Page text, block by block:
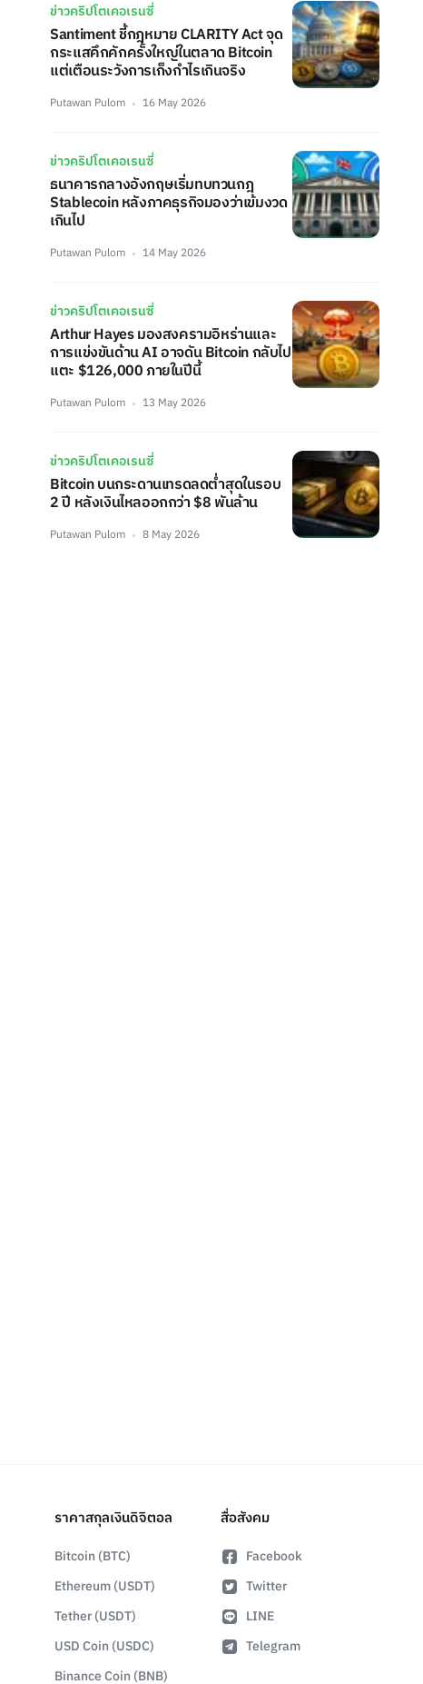
ข่าวคริปโตเคอเรนซี่
Santiment ชี้กฎหมาย CLARITY Act จุด
กระแสคึกคักครั้งใหญ่ในตลาด Bitcoin
แต่เตือนระวังการเก็งกำไรเกินจริง
Putawan Pulom 16 May 2026
ข่าวคริปโตเคอเรนซี่
ธนาคารกลางอังกฤษเริ่มทบทวนกฎ
Stablecoin หลังภาคธุรกิจมองว่าเข้มงวด
เกินไป
Putawan Pulom 14 May 2026
ข่าวคริปโตเคอเรนซี่
Arthur Hayes มองสงครามอิหร่านและ
การแข่งขันด้าน AI อาจดัน Bitcoin กลับไป
แตะ $126,000 ภายในปีนี้
Putawan Pulom 13 May 2026
ข่าวคริปโตเคอเรนซี่
Bitcoin บนกระดานเทรดลดต่ำสุดในรอบ
2 ปี หลังเงินไหลออกกว่า $8 พันล้าน
Putawan Pulom 8 May 2026
ราคาสกุลเงินดิจิตอล
Bitcoin (BTC)
Ethereum (USDT)
Tether (USDT)
USD Coin (USDC)
Binance Coin (BNB)
สื่อสังคม
Facebook
Twitter
LINE
Telegram